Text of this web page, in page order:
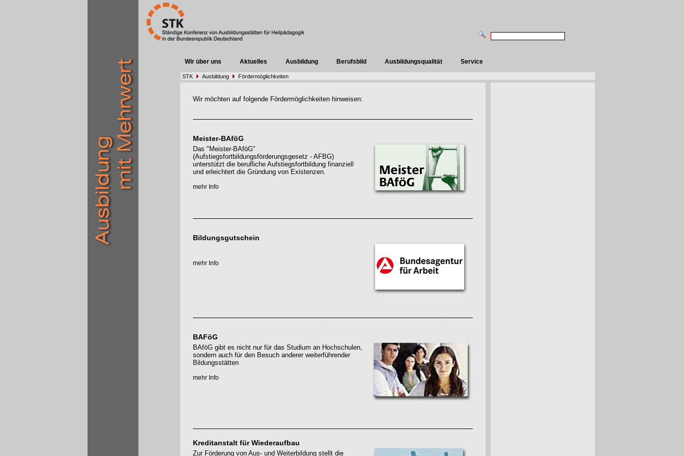
Wir über uns Aktuelles Ausbildung Berufsbild Ausbildungsqualität Service
STK Ausbildung Fördermöglichkeiten
Wir möchten auf folgende Fördermöglichkeiten hinweisen:
Meister-BAföG
Das "Meister-BAföG"
(Aufstiegsfortbildungsförderungsgesetz - AFBG)
unterstützt die berufliche Aufstiegsfortbildung finanziell
und erleichtert die Gründung von Existenzen.
mehr Info
Bildungsgutschein
mehr Info
BAFöG
BAföG gibt es nicht nur für das Studium an Hochschulen,
sondern auch für den Besuch anderer weiterführender
Bildungsstätten
mehr Info
Kreditanstalt für Wiederaufbau
Zur Förderung von Aus- und Weiterbildung stellt die